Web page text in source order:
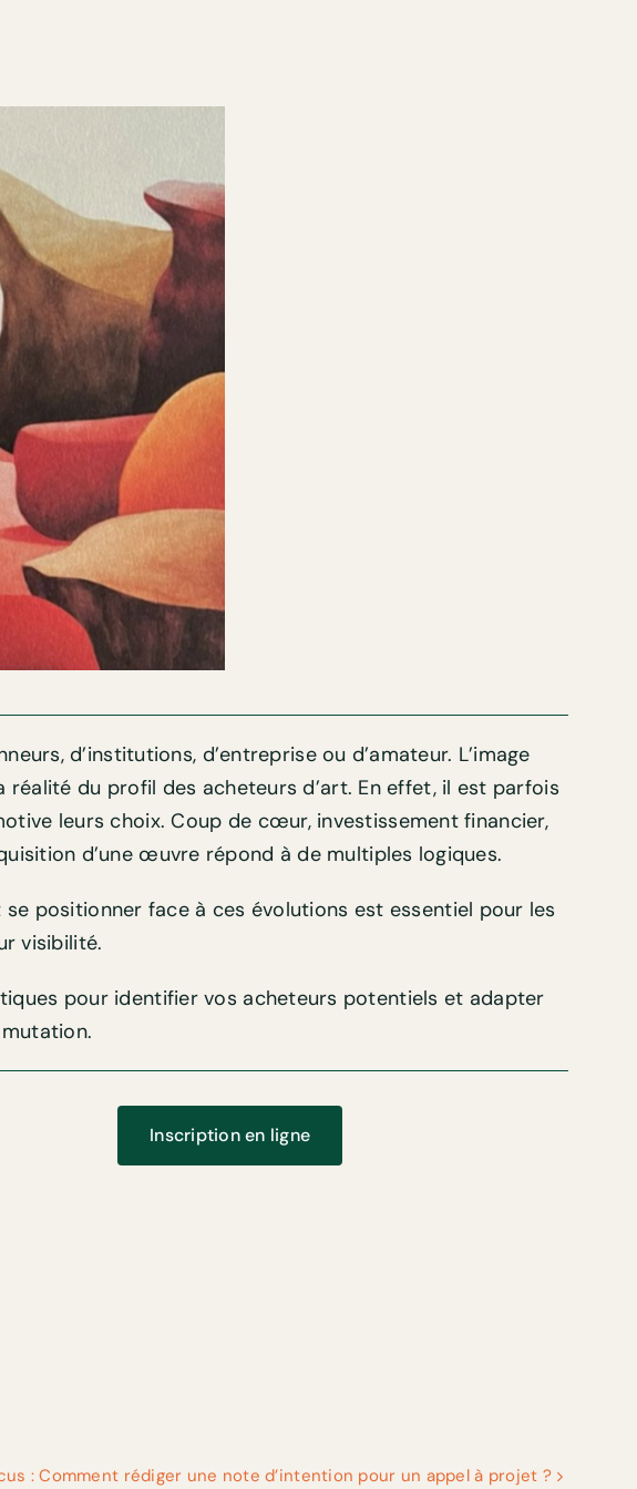
d’institutions, d’entreprise ou d’amateur. L’image
du profil des acheteurs d’art. En effet, il est parfois
leurs choix. Coup de cœur, investissement financier,
d’une œuvre répond à de multiples logiques.
positionner face à ces évolutions est essentiel pour les
visibilité.
pour identifier vos acheteurs potentiels et adapter
Inscription en ligne
: Comment rédiger une note d’intention pour un appel à projet ?